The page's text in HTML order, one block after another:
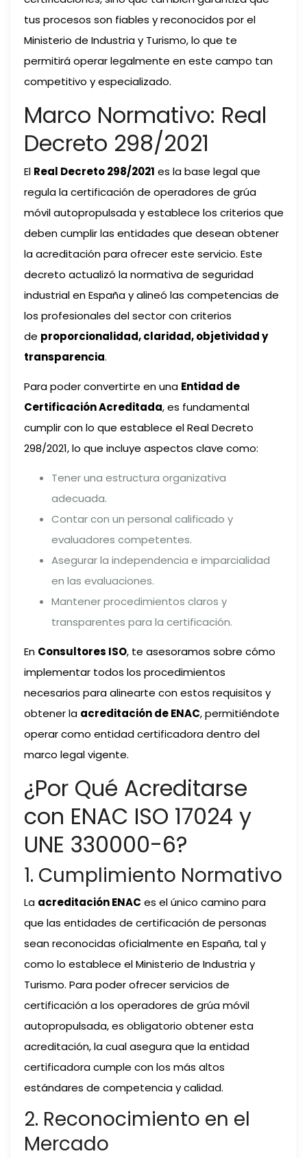
tus procesos son fiables y reconocidos por el
Ministerio de Industria y Turismo, lo que te
permitirá operar legalmente en este campo tan
competitivo y especializado.
Marco Normativo: Real
Decreto 298/2021
El Real Decreto 298/2021 es la base legal que
regula la certificación de operadores de grúa
móvil autopropulsada y establece los criterios que
deben cumplir las entidades que desean obtener
la acreditación para ofrecer este servicio. Este
decreto actualizó la normativa de seguridad
industrial en España y alineó las competencias de
los profesionales del sector con criterios
de proporcionalidad, claridad, objetividad y
transparencia.
Para poder convertirte en una Entidad de
Certificación Acreditada, es fundamental
cumplir con lo que establece el Real Decreto
298/2021, lo que incluye aspectos clave como:
Tener una estructura organizativa
adecuada.
Contar con un personal calificado y
evaluadores competentes.
Asegurar la independencia e imparcialidad
en las evaluaciones.
Mantener procedimientos claros y
transparentes para la certificación.
En Consultores ISO, te asesoramos sobre cómo
implementar todos los procedimientos
necesarios para alinearte con estos requisitos y
obtener la acreditación de ENAC, permitiéndote
operar como entidad certificadora dentro del
marco legal vigente.
¿Por Qué Acreditarse
con ENAC ISO 17024 y
UNE 330000-6?
1. Cumplimiento Normativo
La acreditación ENAC es el único camino para
que las entidades de certificación de personas
sean reconocidas oficialmente en España, tal y
como lo establece el Ministerio de Industria y
Turismo. Para poder ofrecer servicios de
certificación a los operadores de grúa móvil
autopropulsada, es obligatorio obtener esta
acreditación, la cual asegura que la entidad
certificadora cumple con los más altos
estándares de competencia y calidad.
2. Reconocimiento en el
Mercado